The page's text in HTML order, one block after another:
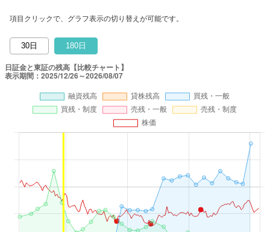
項目クリックで、グラフ表示の切り替えが可能です。
30日 180日